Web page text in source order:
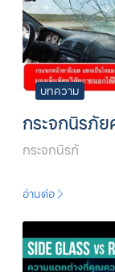
บทความ
กระจกนิรภั
กระจกนิรภั
อ่านต่อ